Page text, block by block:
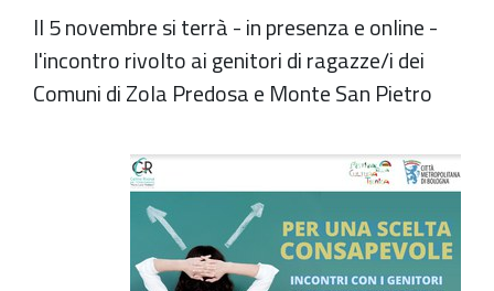
Il 5 novembre si terrà - in presenza e online -
l'incontro rivolto ai genitori di ragazze/i dei
Comuni di Zola Predosa e Monte San Pietro
https://old.comune.zolapredosa.bo.it/events/per-
consapevole-